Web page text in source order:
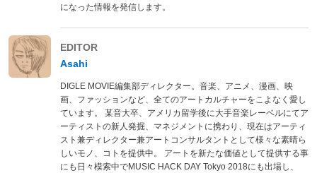
になった情報を発信します。
EDITOR
Asahi
DIGLE MOVIE編集部ディレクター。音楽、アニメ、漫画、映
画、ファッションなど、全てのアートカルチャーをこよなく愛し
ています。 某音大卒、アメリカ留学後に大手音楽レーベルにてア
ーティストの新人発掘、マネジメントに携わり、現在はアーティ
スト兼ディレクター兼アートコンサルタントとして様々な素晴ら
しいモノ、コトを提供中。 アートを新たな価値として提供する事
にも日々模索中でMUSIC HACK DAY Tokyo 2018にも出場し、